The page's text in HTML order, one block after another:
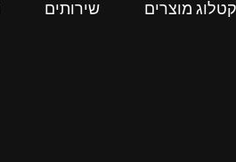
קטלוג מוצרים שירותים